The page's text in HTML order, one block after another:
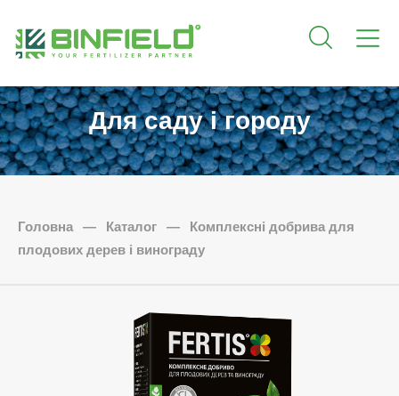
Для саду і городу
Головна — Каталог —
Комплексні добрива для
плодових дерев і винограду